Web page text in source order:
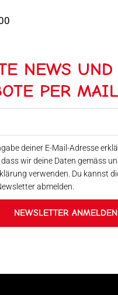
NEWS UND
PER MAIL
deiner E-Mail-Adresse
wir deine Daten gemäss
verwenden. Du kannst
abmelden.
NEWSLETTER ANMELDEN